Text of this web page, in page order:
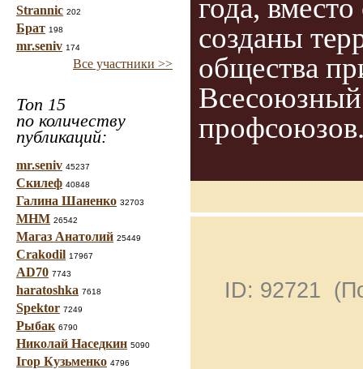
Strannic 202
Брат 198
mr.seniv 174
Все участники >>
Топ 15
по количеству
публикаций:
mr.seniv 45237
Скилеф 40848
Галина Шаненко 32703
МНМ 26542
Магаз Анатолий 25449
Crakodil 17967
AD70 7743
haratoshka 7618
Spektor 7249
Рыбак 6790
Николай Наседкин 5090
Ігор Кузьменко 4796
года,
созданы
общества
Всесоюзный
ID: 92721